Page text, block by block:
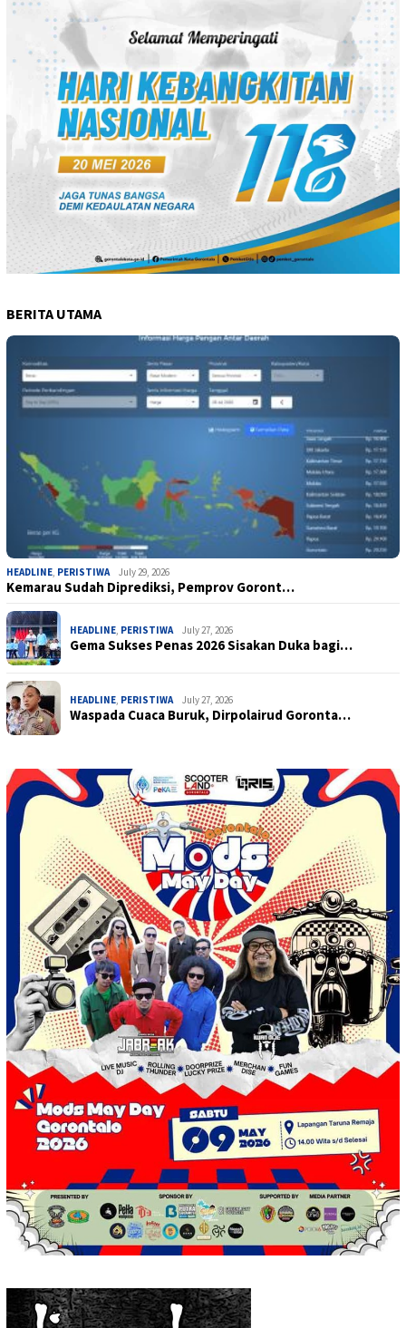
BERITA UTAMA
HEADLINE PERISTIWA July 29, 2026
Kemarau Sudah Diprediksi, Pemprov Goront…
HEADLINE PERISTIWA July 27, 2026
Gema Sukses Penas 2026 Sisakan Duka bagi…
HEADLINE PERISTIWA July 27, 2026
Waspada Cuaca Buruk, Dirpolairud Goronta…